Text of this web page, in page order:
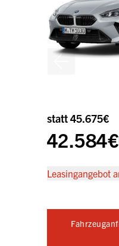
statt 45.675€
42.584€
Leasingangebot